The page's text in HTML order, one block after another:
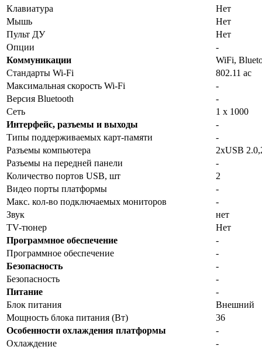
Клавиатура
Нет
Мышь
Нет
Пульт ДУ
Нет
Опции
-
Коммуникации
WiFi,
Стандарты Wi-Fi
802.11 ac
Максимальная скорость Wi-Fi
-
Версия Bluetooth
-
Сеть
1 x 1000
Интерфейс, разъемы и выходы
-
Типы поддерживаемых карт-памяти
-
Разъемы компьютера
2хUSB
Разъемы на передней панели
-
Количество портов USB, шт
2
Видео порты платформы
-
Макс. кол-во подключаемых мониторов
-
Звук
нет
TV-тюнер
Нет
Программное обеспечение
-
Программное обеспечение
-
Безопасность
-
Безопасность
-
Питание
-
Блок питания
Внешний
Мощность блока питания (Вт)
36
Особенности охлаждения платформы
-
Охлаждение
-